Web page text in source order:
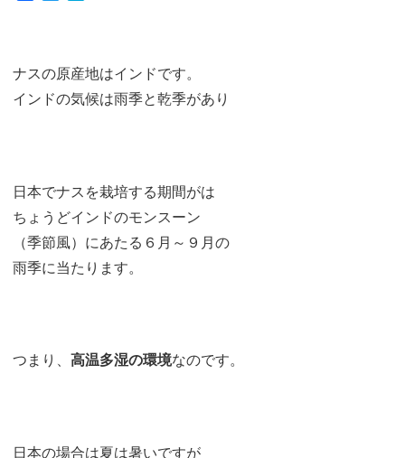
o
o
t
e
r
n
a
ナスの原産地はインドです。
インドの気候は雨季と乾季があり
日本でナスを栽培する期間がは
ちょうどインドのモンスーン
（季節風）にあたる６月～９月の
雨季に当たります。
つまり、高温多湿の環境なのです。
日本の場合は夏は暑いですが